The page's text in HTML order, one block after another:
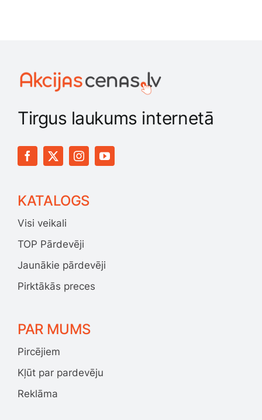
Tirgus laukums internetā
KATALOGS
Visi veikali
TOP Pārdevēji
Jaunākie pārdevēji
Pirktākās preces
PAR MUMS
Pircējiem
Kļūt par pardevēju
Reklāma